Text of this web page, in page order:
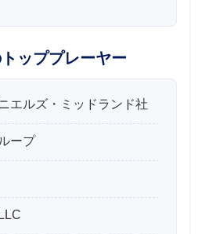
ッププレーヤー
エルズ・ミッドランド社
ープ